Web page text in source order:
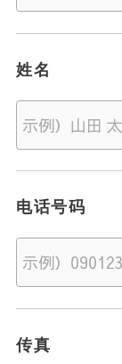
姓名
电话号码
传真